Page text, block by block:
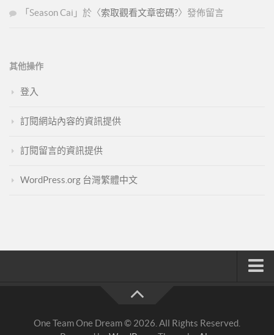
「 Season Cai 」於〈索取觀看文章密碼?〉發佈留言
其他操作
登入
訂閱網站內容的資訊提供
訂閱留言的資訊提供
WordPress.org 台灣繁體中文
One Team One Dream © 2026. All Rights Reserved.